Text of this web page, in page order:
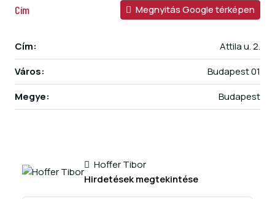
Cím Megnyitás Google térképen
Cím:
Attila u. 2.
Város:
Budapest 01
Megye:
Budapest
Hoffer Tibor
Hirdetések megtekintése